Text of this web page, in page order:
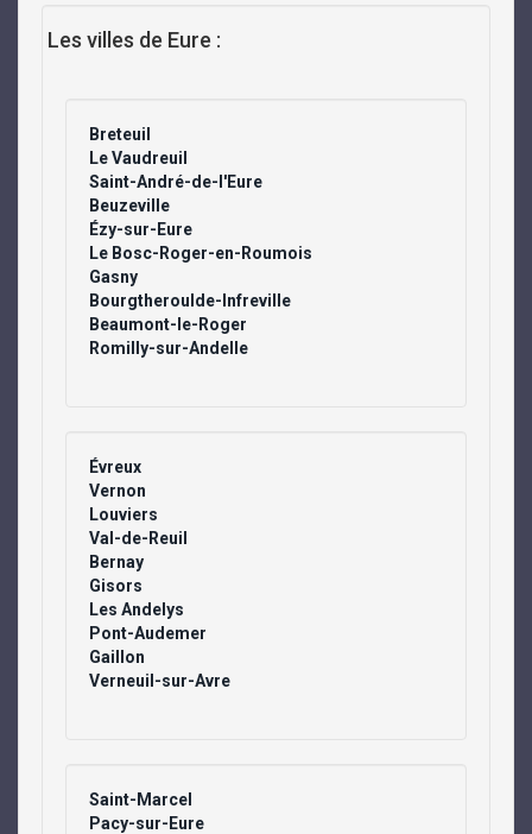
Les villes de Eure :
Breteuil
Le Vaudreuil
Saint-André-de-l'Eure
Beuzeville
Ézy-sur-Eure
Le Bosc-Roger-en-Roumois
Gasny
Bourgtheroulde-Infreville
Beaumont-le-Roger
Romilly-sur-Andelle
Évreux
Vernon
Louviers
Val-de-Reuil
Bernay
Gisors
Les Andelys
Pont-Audemer
Gaillon
Verneuil-sur-Avre
Saint-Marcel
Pacy-sur-Eure